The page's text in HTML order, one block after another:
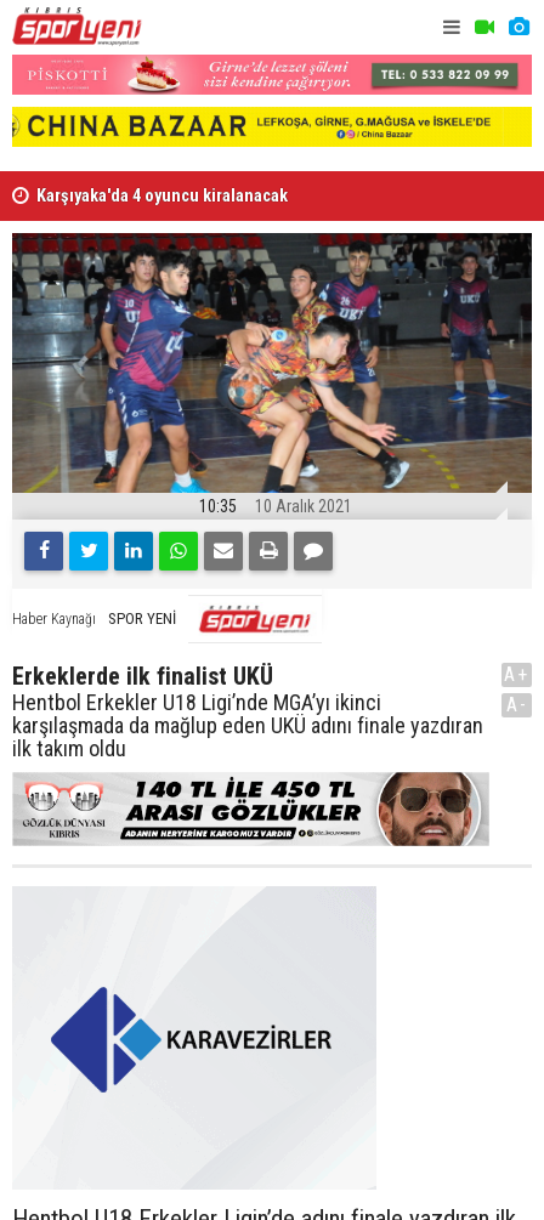
Karşıyaka'da 4 oyuncu kiralanacak
10:35 10 Aralık 2021
Haber Kaynağı SPOR YENİ
Erkeklerde ilk finalist UKÜ
Hentbol Erkekler U18 Ligi’nde MGA’yı ikinci
karşılaşmada da mağlup eden UKÜ adını finale yazdıran
ilk takım oldu
A+
A-